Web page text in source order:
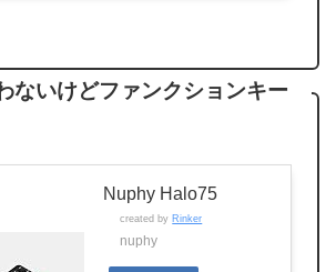
ないけどファンクションキー
Nuphy Halo75
created by Rinker
nuphy